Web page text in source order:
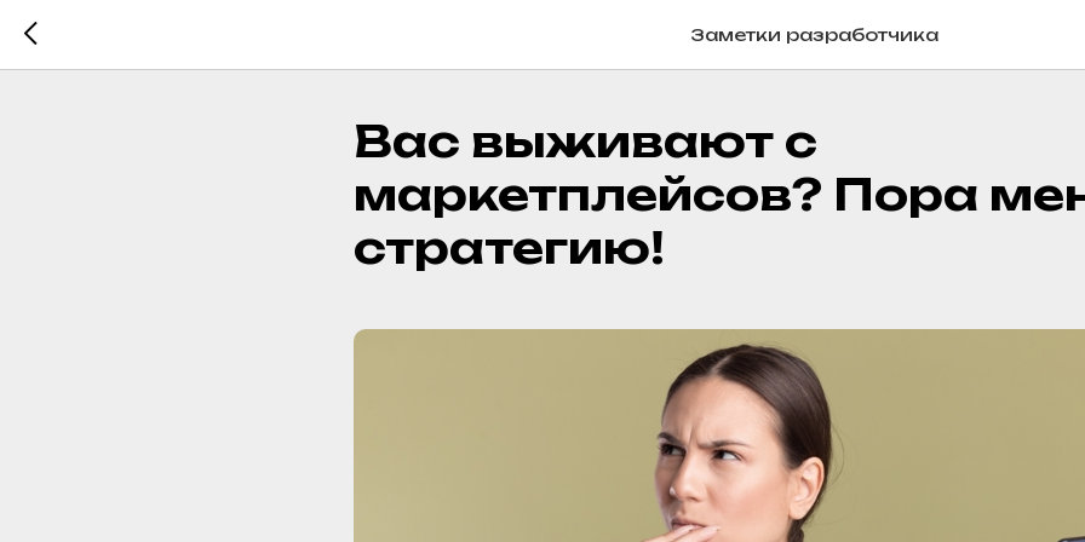
Заметки разработчика
Вас выживают с
маркетплейсов? Пора
стратегию!